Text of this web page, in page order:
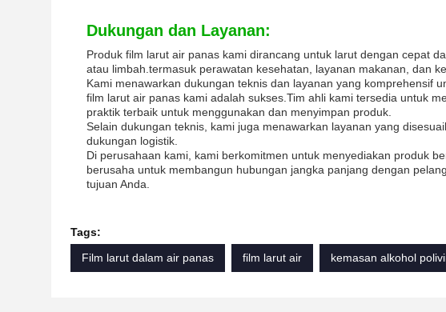
Dukungan dan Layanan:
Produk film larut air panas kami dirancang untuk larut dengan cepat
atau limbah.termasuk perawatan kesehatan, layanan makanan, dan
Kami menawarkan dukungan teknis dan layanan yang komprehensif
film larut air panas kami adalah sukses.Tim ahli kami tersedia untuk
praktik terbaik untuk menggunakan dan menyimpan produk.
Selain dukungan teknis, kami juga menawarkan layanan yang
dukungan logistik.
Di perusahaan kami, kami berkomitmen untuk menyediakan produk
berusaha untuk membangun hubungan jangka panjang dengan
tujuan Anda.
Tags:
Film larut dalam air panas
film larut air kemasan alkohol